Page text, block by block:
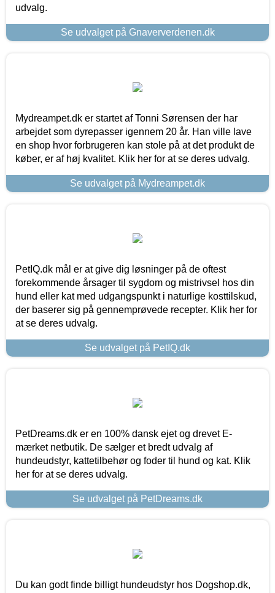
udvalg.
Se udvalget på Gnaververdenen.dk
Mydreampet.dk er startet af Tonni Sørensen der har
arbejdet som dyrepasser igennem 20 år. Han ville lave
en shop hvor forbrugeren kan stole på at det produkt de
køber, er af høj kvalitet. Klik her for at se deres udvalg.
Se udvalget på Mydreampet.dk
PetIQ.dk mål er at give dig løsninger på de oftest
forekommende årsager til sygdom og mistrivsel hos din
hund eller kat med udgangspunkt i naturlige kosttilskud,
der baserer sig på gennemprøvede recepter. Klik her for
at se deres udvalg.
Se udvalget på PetIQ.dk
PetDreams.dk er en 100% dansk ejet og drevet E-
mærket netbutik. De sælger et bredt udvalg af
hundeudstyr, kattetilbehør og foder til hund og kat. Klik
her for at se deres udvalg.
Se udvalget på PetDreams.dk
Du kan godt finde billigt hundeudstyr hos Dogshop.dk,